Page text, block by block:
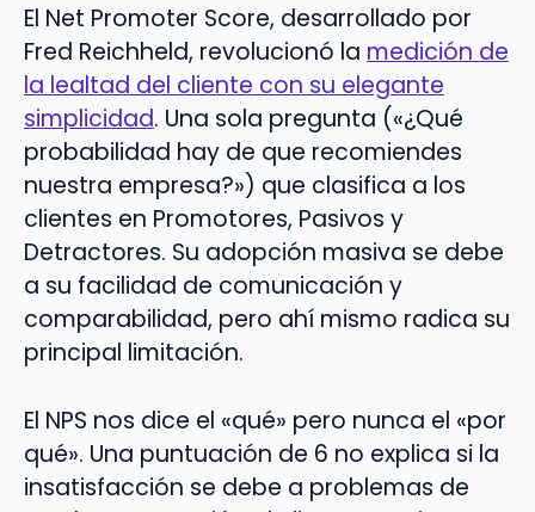
El Net Promoter Score, desarrollado por
Fred Reichheld, revolucionó la medición de
la lealtad del cliente con su elegante
simplicidad. Una sola pregunta («¿Qué
probabilidad hay de que recomiendes
nuestra empresa?») que clasifica a los
clientes en Promotores, Pasivos y
Detractores. Su adopción masiva se debe
a su facilidad de comunicación y
comparabilidad, pero ahí mismo radica su
principal limitación.
El NPS nos dice el «qué» pero nunca el «por
qué». Una puntuación de 6 no explica si la
insatisfacción se debe a problemas de